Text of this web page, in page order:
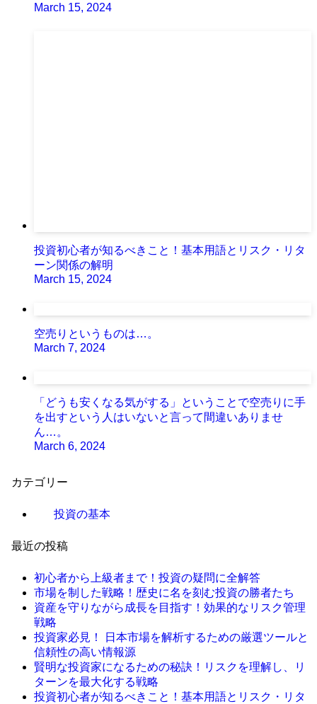
March 15, 2024
投資初心者が知るべきこと！基本用語とリスク・リタ
ーン関係の解明
March 15, 2024
空売りというものは…。
March 7, 2024
「どうも安くなる気がする」ということで空売りに手
を出すという人はいないと言って間違いありませ
ん…。
March 6, 2024
カテゴリー
投資の基本
最近の投稿
初心者から上級者まで！投資の疑問に全解答
市場を制した戦略！歴史に名を刻む投資の勝者たち
資産を守りながら成長を目指す！効果的なリスク管理
戦略
投資家必見！ 日本市場を解析するための厳選ツールと
信頼性の高い情報源
賢明な投資家になるための秘訣！リスクを理解し、リ
ターンを最大化する戦略
投資初心者が知るべきこと！基本用語とリスク・リタ